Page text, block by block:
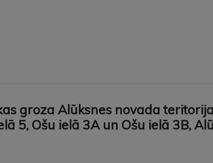
groza Alūksnes novada
5, Ošu ielā 3A un Ošu ielā 3B,